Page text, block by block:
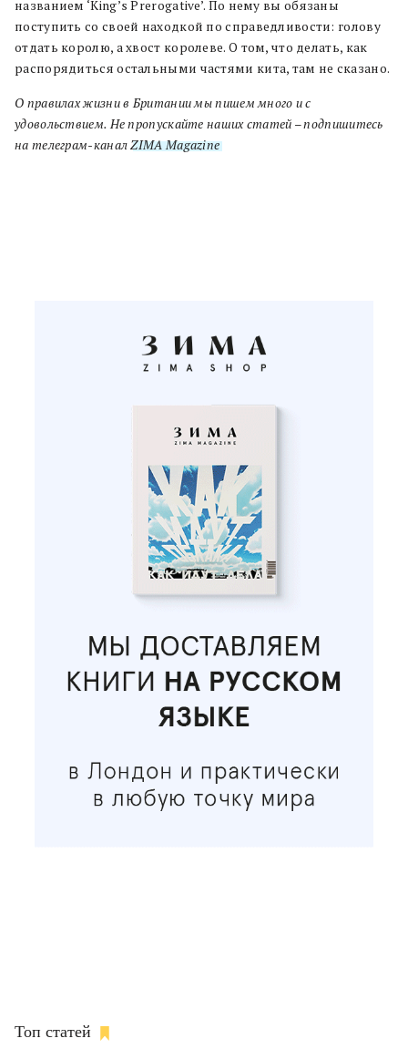
названием ‘King’s Prerogative’. По нему вы обязаны
поступить со своей находкой по справедливости: голову
отдать королю, а хвост королеве. О том, что делать, как
распорядиться остальными частями кита, там не сказано.
О правилах жизни в Британии мы пишем много и с
удовольствием. Не пропускайте наших статей – подпишитесь
на телеграм-каналZIMA Magazine.
Топ статей